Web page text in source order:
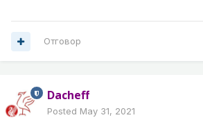
Отговор
Dacheff
Posted May 31, 2021